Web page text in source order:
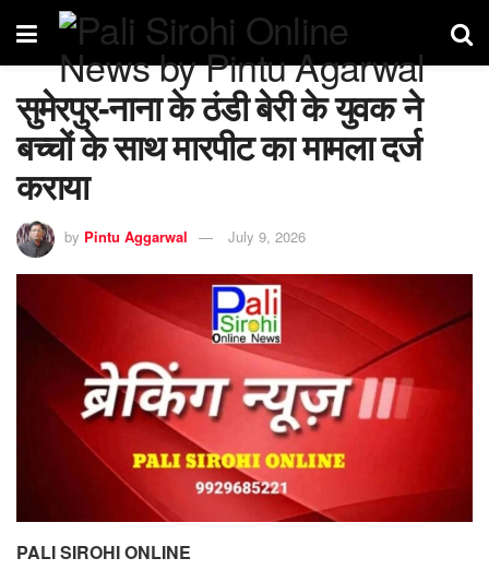
सुमेरपुर-नाना के ठंडी बेरी के युवक ने
बच्चों के साथ मारपीट का मामला दर्ज
कराया
by Pintu Aggarwal July 9, 2026
PALI SIROHI ONLINE